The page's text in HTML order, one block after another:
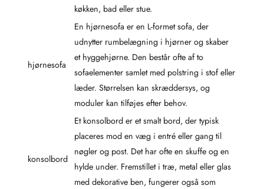
køkken, bad eller stue.
hjørnesofa
En hjørnesofa er en L-formet sofa, der
udnytter rumbelægning i hjørner og skaber
et hyggehjørne. Den består ofte af to
sofaelementer samlet med polstring i stof eller
læder. Størrelsen kan skræddersys, og
moduler kan tilføjes efter behov.
konsolbord
Et konsolbord er et smalt bord, der typisk
placeres mod en væg i entré eller gang til
nøgler og post. Det har ofte en skuffe og en
hylde under. Fremstillet i træ, metal eller glas
med dekorative ben, fungerer også som